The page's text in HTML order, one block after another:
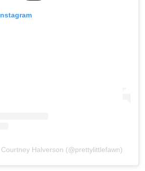
Courtney Halverson (@prettylittlefawn)